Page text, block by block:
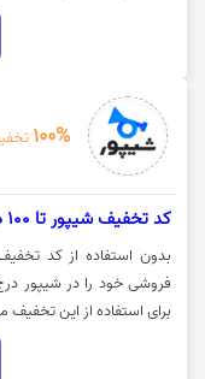
می‌شود. جهت استفاده از
100%
کد تخفیف شیپور تا 100 درصد ویژه درج آگهی
بدون استفاده از کد
فروشی خود را در شیپور درج
برای استفاده از این